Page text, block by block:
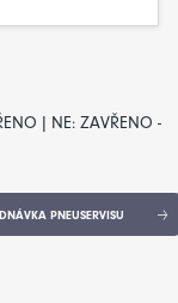
| NE: ZAVŘENO -
PNEUSERVISU